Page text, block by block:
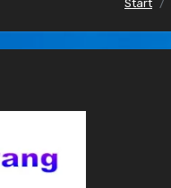
Start